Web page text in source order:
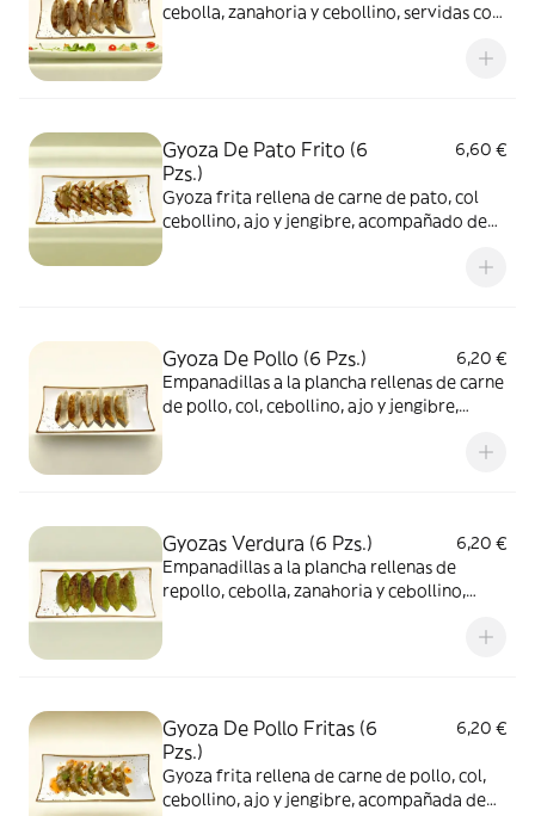
cebolla, zanahoria y cebollino, servidas con
Gyoza De Pato Frito (6
Pzs.)
6,60 €
Gyoza frita rellena de carne de pato, col
cebollino, ajo y jengibre, acompañado de
Gyoza De Pollo (6 Pzs.)
6,20 €
Empanadillas a la plancha rellenas de carne
de pollo, col, cebollino, ajo y jengibre,
Gyozas Verdura (6 Pzs.)
6,20 €
Empanadillas a la plancha rellenas de
repollo, cebolla, zanahoria y cebollino,
Gyoza De Pollo Fritas (6
Pzs.)
6,20 €
Gyoza frita rellena de carne de pollo, col,
cebollino, ajo y jengibre, acompañada de